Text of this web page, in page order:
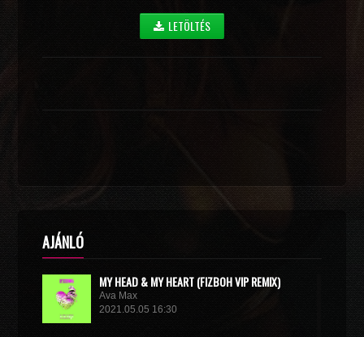
LETÖLTÉS
AJÁNLÓ
MY HEAD & MY HEART (FIZBOH VIP REMIX)
Ava Max
2021.05.05 16:30